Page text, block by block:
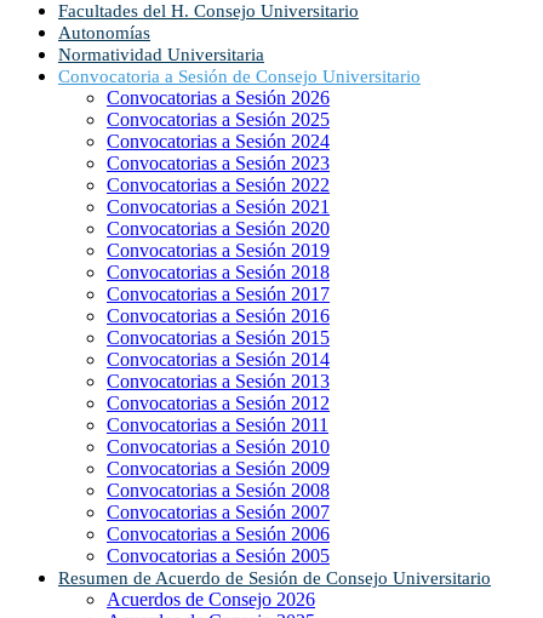
Facultades del H. Consejo Universitario
Autonomías
Normatividad Universitaria
Convocatoria a Sesión de Consejo Universitario
Convocatorias a Sesión 2026
Convocatorias a Sesión 2025
Convocatorias a Sesión 2024
Convocatorias a Sesión 2023
Convocatorias a Sesión 2022
Convocatorias a Sesión 2021
Convocatorias a Sesión 2020
Convocatorias a Sesión 2019
Convocatorias a Sesión 2018
Convocatorias a Sesión 2017
Convocatorias a Sesión 2016
Convocatorias a Sesión 2015
Convocatorias a Sesión 2014
Convocatorias a Sesión 2013
Convocatorias a Sesión 2012
Convocatorias a Sesión 2011
Convocatorias a Sesión 2010
Convocatorias a Sesión 2009
Convocatorias a Sesión 2008
Convocatorias a Sesión 2007
Convocatorias a Sesión 2006
Convocatorias a Sesión 2005
Resumen de Acuerdo de Sesión de Consejo Universitario
Acuerdos de Consejo 2026